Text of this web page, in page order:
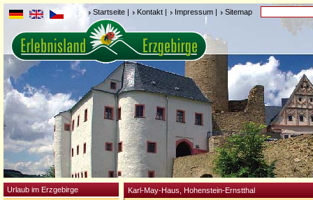
Startseite | Kontakt | Impressum | Sitemap
Urlaub im Erzgebirge
Karl-May-Haus, Hohenstein-Ernstthal